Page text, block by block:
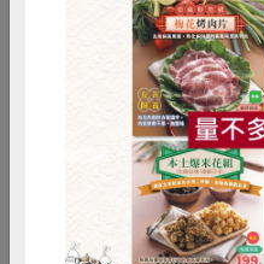
RPET
雞蛋 食安